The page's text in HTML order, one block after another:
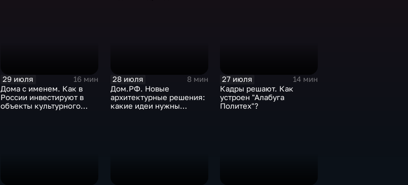
29 июля
16 мин
Дома с именем. Как в
России инвестируют в
объекты культурного
28 июля
8 мин
Дом.РФ. Новые
архитектурные решения:
какие идеи нужны
27 июля
14 мин
Кадры решают. Как
устроен "Алабуга
Политех"?